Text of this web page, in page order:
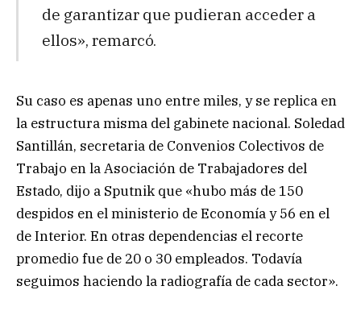
de garantizar que pudieran acceder a
ellos», remarcó.
Su caso es apenas uno entre miles, y se replica en
la estructura misma del gabinete nacional. Soledad
Santillán, secretaria de Convenios Colectivos de
Trabajo en la Asociación de Trabajadores del
Estado, dijo a Sputnik que «hubo más de 150
despidos en el ministerio de Economía y 56 en el
de Interior. En otras dependencias el recorte
promedio fue de 20 o 30 empleados. Todavía
seguimos haciendo la radiografía de cada sector».